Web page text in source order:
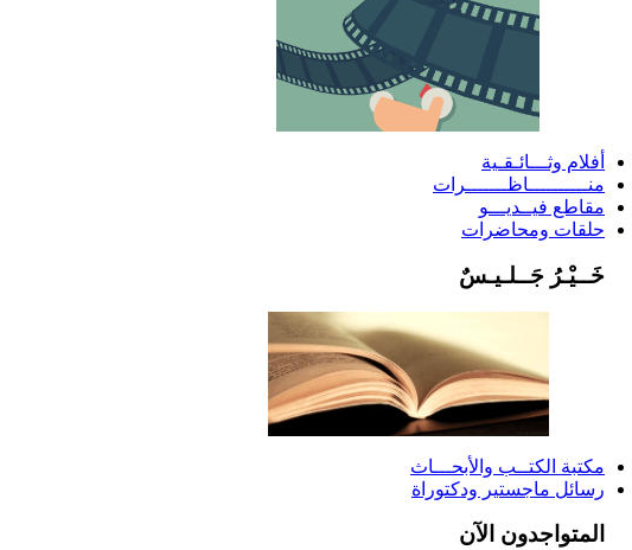
أفلام وثـــائـقـية
منــــــــــاظـــــــرات
مقاطع فيــديـــو
حلقات ومحاضرات
خَــيْـرُ جَــلـيـسٌ
مكتبة الكتــب والأبحـــاث
رسائل ماجستير ودكتوراة
المتواجدون الآن